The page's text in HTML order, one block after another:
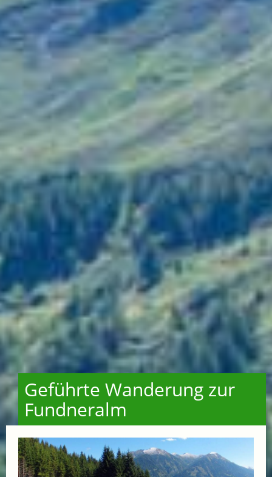
Geführte Wanderung zur
Fundneralm